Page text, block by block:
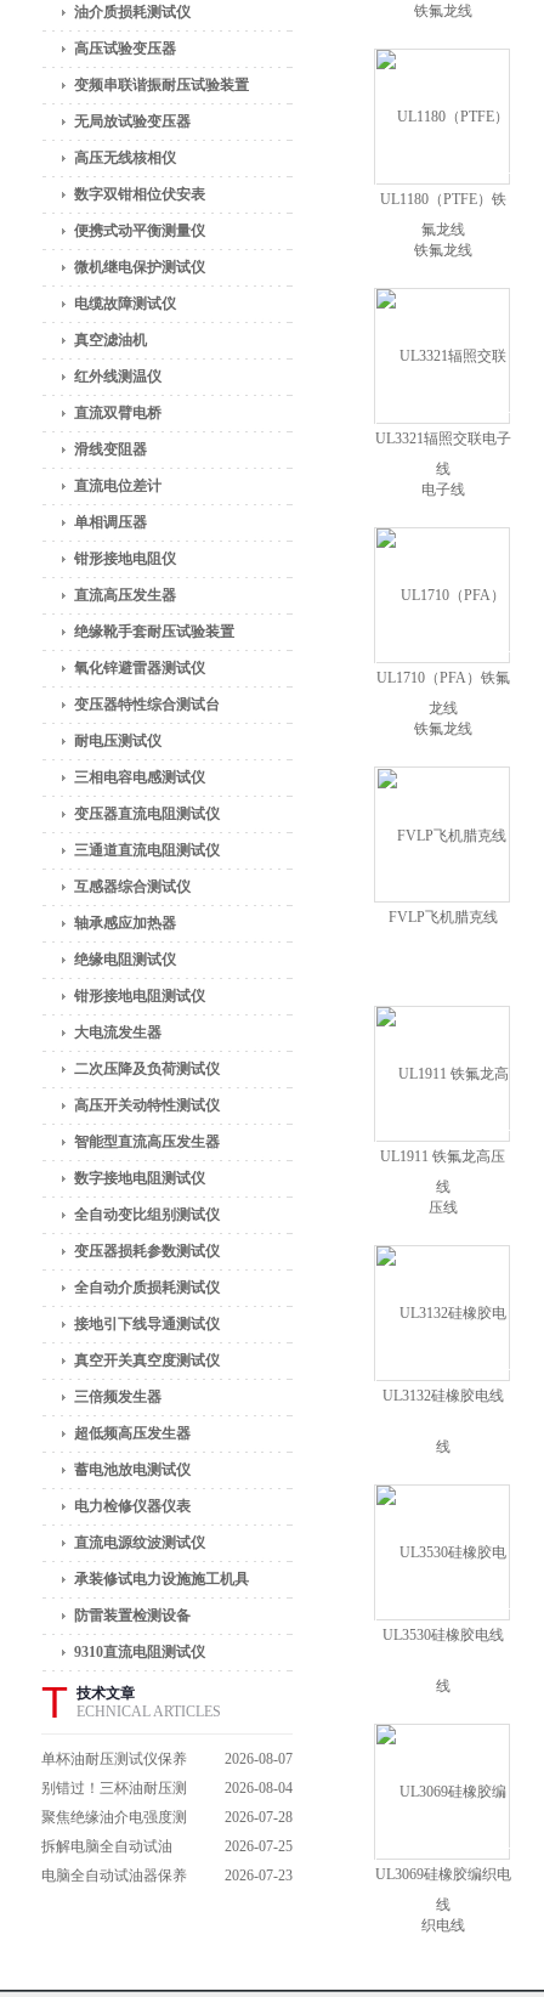
油介质损耗测试仪
高压试验变压器
变频串联谐振耐压试验装置
无局放试验变压器
高压无线核相仪
数字双钳相位伏安表
便携式动平衡测量仪
微机继电保护测试仪
电缆故障测试仪
真空滤油机
红外线测温仪
直流双臂电桥
滑线变阻器
直流电位差计
单相调压器
钳形接地电阻仪
直流高压发生器
绝缘靴手套耐压试验装置
氧化锌避雷器测试仪
变压器特性综合测试台
耐电压测试仪
三相电容电感测试仪
变压器直流电阻测试仪
三通道直流电阻测试仪
互感器综合测试仪
轴承感应加热器
绝缘电阻测试仪
钳形接地电阻测试仪
大电流发生器
二次压降及负荷测试仪
高压开关动特性测试仪
智能型直流高压发生器
数字接地电阻测试仪
全自动变比组别测试仪
变压器损耗参数测试仪
全自动介质损耗测试仪
接地引下线导通测试仪
真空开关真空度测试仪
三倍频发生器
超低频高压发生器
蓄电池放电测试仪
电力检修仪器仪表
直流电源纹波测试仪
承装修试电力设施施工机具
防雷装置检测设备
9310直流电阻测试仪
T 技术文章
ECHNICAL ARTICLES
单杯油耐压测试仪保养
避坑指南：细节做到
位，设备不闹脾气
2026-08-07
别错过！三杯油耐压测
试仪操作流程全解析，
一步到位不踩坑
2026-08-04
聚焦绝缘油介电强度测
试仪：那些决定检测效
能的关键特点
2026-07-28
拆解电脑全自动试油
器：核心组成部件，藏
2026-07-25
电脑全自动试油器保养
2026-07-23
UL1180（PTFE）铁
氟龙线
UL3321辐照交联电子
线
UL1710（PFA）铁氟
龙线
FVLP飞机腊克线
UL1911 铁氟龙高压
线
UL3132硅橡胶电线
UL3530硅橡胶电线
UL3069硅橡胶编织电
线